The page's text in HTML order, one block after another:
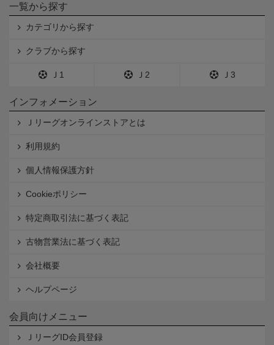
一覧から探す
カテゴリから探す
クラブから探す
Ｊ1 Ｊ2 Ｊ3
インフォメーション
Ｊリーグオンラインストアとは
利用規約
個人情報保護方針
Cookieポリシー
特定商取引法に基づく表記
古物営業法に基づく表記
会社概要
ヘルプページ
会員向けメニュー
ＪリーグID会員登録